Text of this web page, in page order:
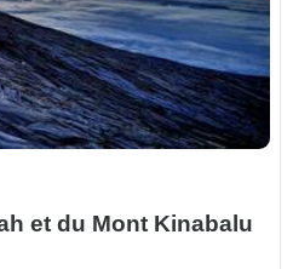
et du Mont Kinabalu